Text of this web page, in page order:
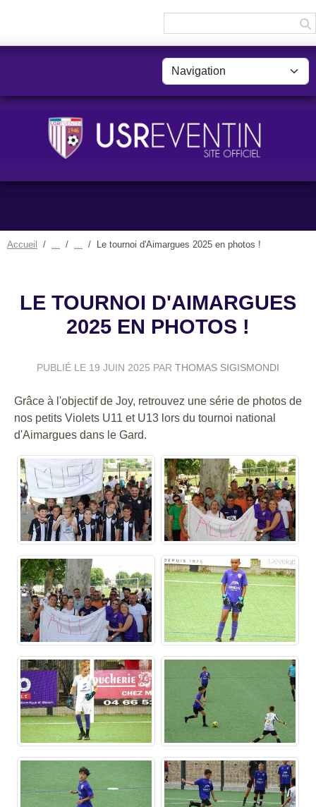
Accueil Le tournoi d'Aimargues 2025 en photos !
LE TOURNOI D'AIMARGUES
2025 EN PHOTOS !
PUBLIÉ LE 19 JUIN 2025 PAR THOMAS SIGISMONDI
Grâce à l'objectif de Joy, retrouvez une série de photos de
nos petits Violets U11 et U13 lors du tournoi national
d'Aimargues dans le Gard.